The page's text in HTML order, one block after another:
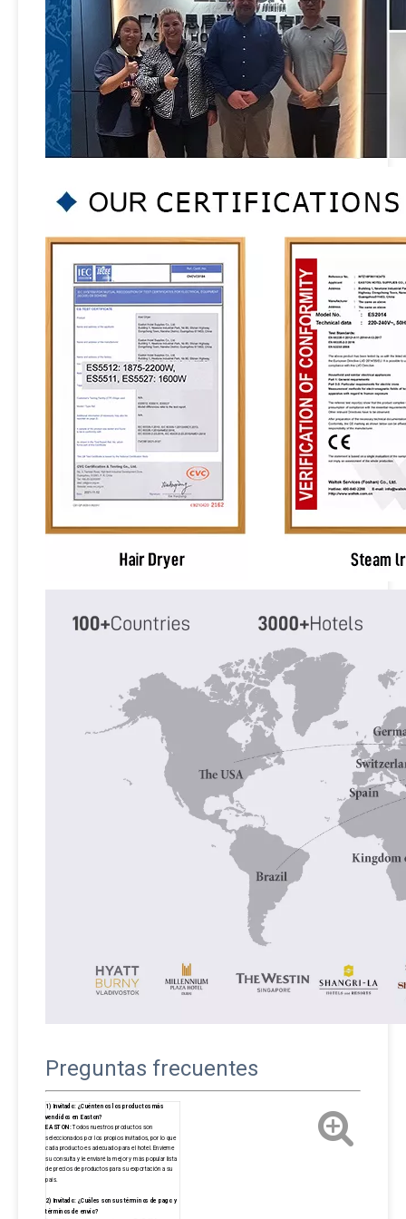
Preguntas frecuentes
1) Invitado: ¿Cuéntenos los productos más
vendidos en Easton?
EASTON:Todos nuestros productos son
seleccionados por los propios invitados, por lo que
cada producto es adecuado para el hotel. Envíeme
su consulta y le enviaré la mejor y más popular lista
de precios de productos para su exportación a su
país.
2) Invitado: ¿Cuáles son sus términos de pago y
términos de envío?